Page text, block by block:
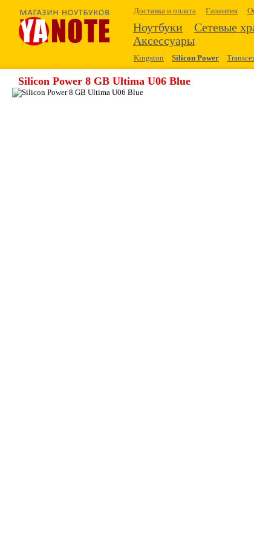
Доставка и оплата Гарантия
Ноутбуки Сетевые
Аксессуары
Kingston Silicon Power
Silicon Power 8 GB Ultima U06 Blue